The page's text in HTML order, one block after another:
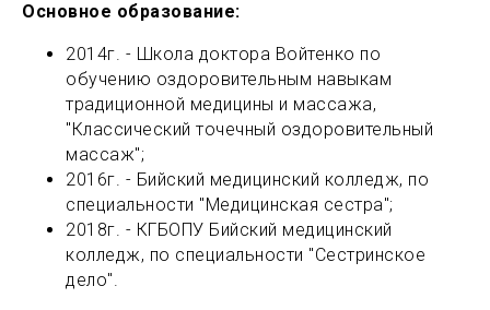
Основное образование:
2014г. - Школа доктора Войтенко по
обучению оздоровительным навыкам
традиционной медицины и массажа,
"Классический точечный оздоровительный
массаж";
2016г. - Бийский медицинский колледж, по
специальности "Медицинская сестра";
2018г. - КГБОПУ Бийский медицинский
колледж, по специальности "Сестринское
дело".